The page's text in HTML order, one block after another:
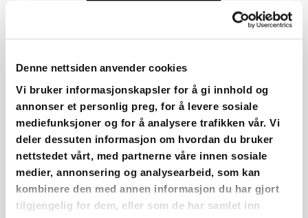
Denne nettsiden anvender cookies
Vi bruker informasjonskapsler for å gi innhold og
annonser et personlig preg, for å levere sosiale
mediefunksjoner og for å analysere trafikken vår. Vi
deler dessuten informasjon om hvordan du bruker
nettstedet vårt, med partnerne våre innen sosiale
medier, annonsering og analysearbeid, som kan
kombinere den med annen informasjon du har gjort
tilgjengelig for dem, eller som de har samlet inn
Sørkedalsveien 9, 2 etg
Oslo, 0368 Norge Get Directions